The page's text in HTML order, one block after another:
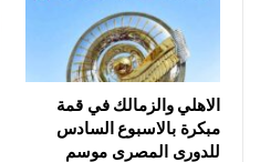
الاهلي والزمالك في قمة
مبكرة بالاسبوع السادس
للدورى المصرى موسم